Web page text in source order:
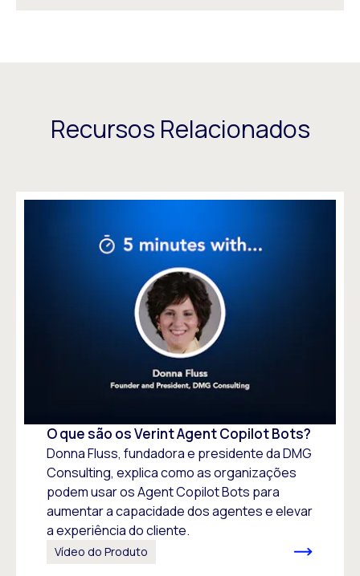
Recursos Relacionados
O que são os Verint Agent Copilot Bots?
Donna Fluss, fundadora e presidente da DMG
Consulting, explica como as organizações
podem usar os Agent Copilot Bots para
aumentar a capacidade dos agentes e elevar
a experiência do cliente.
Vídeo do Produto